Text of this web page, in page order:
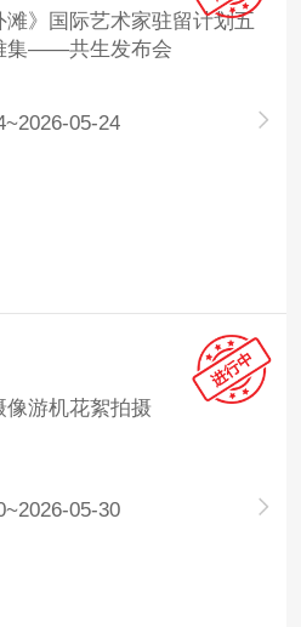
滩》国际艺术家驻留计划五
集——共生发布会
05-24
像游机花絮拍摄
05-30